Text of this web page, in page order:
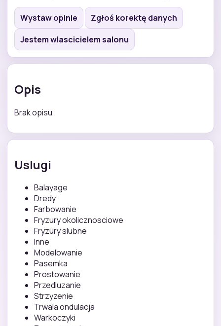
Wystaw opinie
Zgłoś korektę danych
Jestem wlascicielem salonu
Opis
Brak opisu
Uslugi
Balayage
Dredy
Farbowanie
Fryzury okolicznosciowe
Fryzury slubne
Inne
Modelowanie
Pasemka
Prostowanie
Przedluzanie
Strzyzenie
Trwala ondulacja
Warkoczyki